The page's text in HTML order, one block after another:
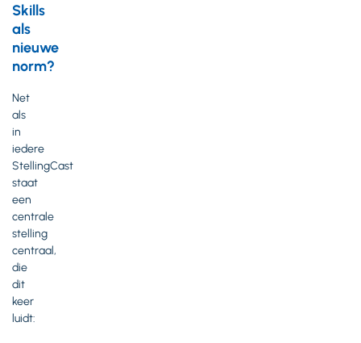
Skills
als
nieuwe
norm?
Net
als
in
iedere
StellingCast
staat
een
centrale
stelling
centraal,
die
dit
keer
luidt: